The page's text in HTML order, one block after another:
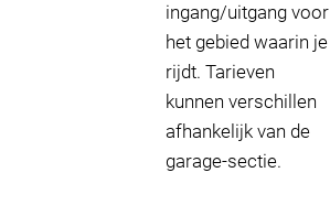
ingang/uitgang voor
het gebied waarin je
rijdt. Tarieven
kunnen verschillen
afhankelijk van de
garage-sectie.